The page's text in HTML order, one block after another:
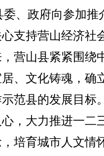
、政府向参加推
支持营山经济社
营山县紧紧围绕
、文化铸魂，确
范县的发展目标
，大力推进一二
培育城市人文情